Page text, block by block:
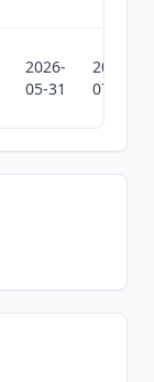
2026-
05-31
2026-
07-10